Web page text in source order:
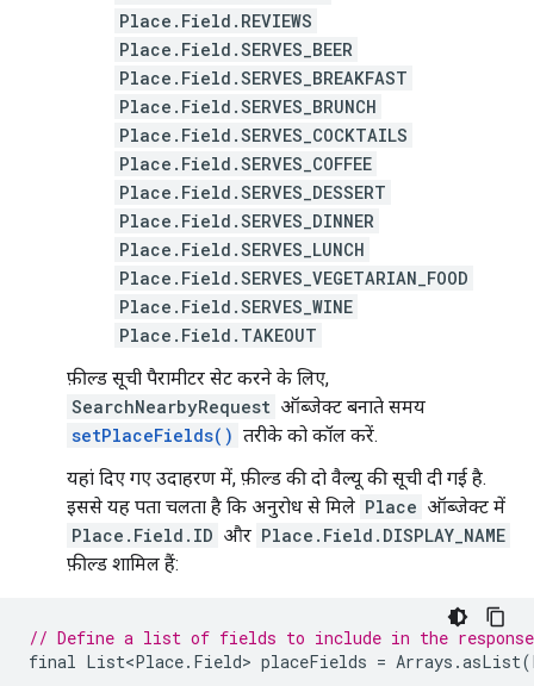
Place.Field.REVIEWS
Place.Field.SERVES_BEER
Place.Field.SERVES_BREAKFAST
Place.Field.SERVES_BRUNCH
Place.Field.SERVES_COCKTAILS
Place.Field.SERVES_COFFEE
Place.Field.SERVES_DESSERT
Place.Field.SERVES_DINNER
Place.Field.SERVES_LUNCH
Place.Field.SERVES_VEGETARIAN_FOOD
Place.Field.SERVES_WINE
Place.Field.TAKEOUT
फ़ील्ड सूची पैरामीटर सेट करने के लिए,
SearchNearbyRequest ऑब्जेक्ट बनाते समय
setPlaceFields() तरीके को कॉल करें.
यहां दिए गए उदाहरण में, फ़ील्ड की दो वैल्यू की सूची दी गई है.
इससे यह पता चलता है कि अनुरोध से मिले Place ऑब्जेक्ट में
Place.Field.ID और Place.Field.DISPLAY_NAME
फ़ील्ड शामिल हैं:
// Define a list of fields to include in the response
final List<Place. Field> placeFields = Arrays .asList(